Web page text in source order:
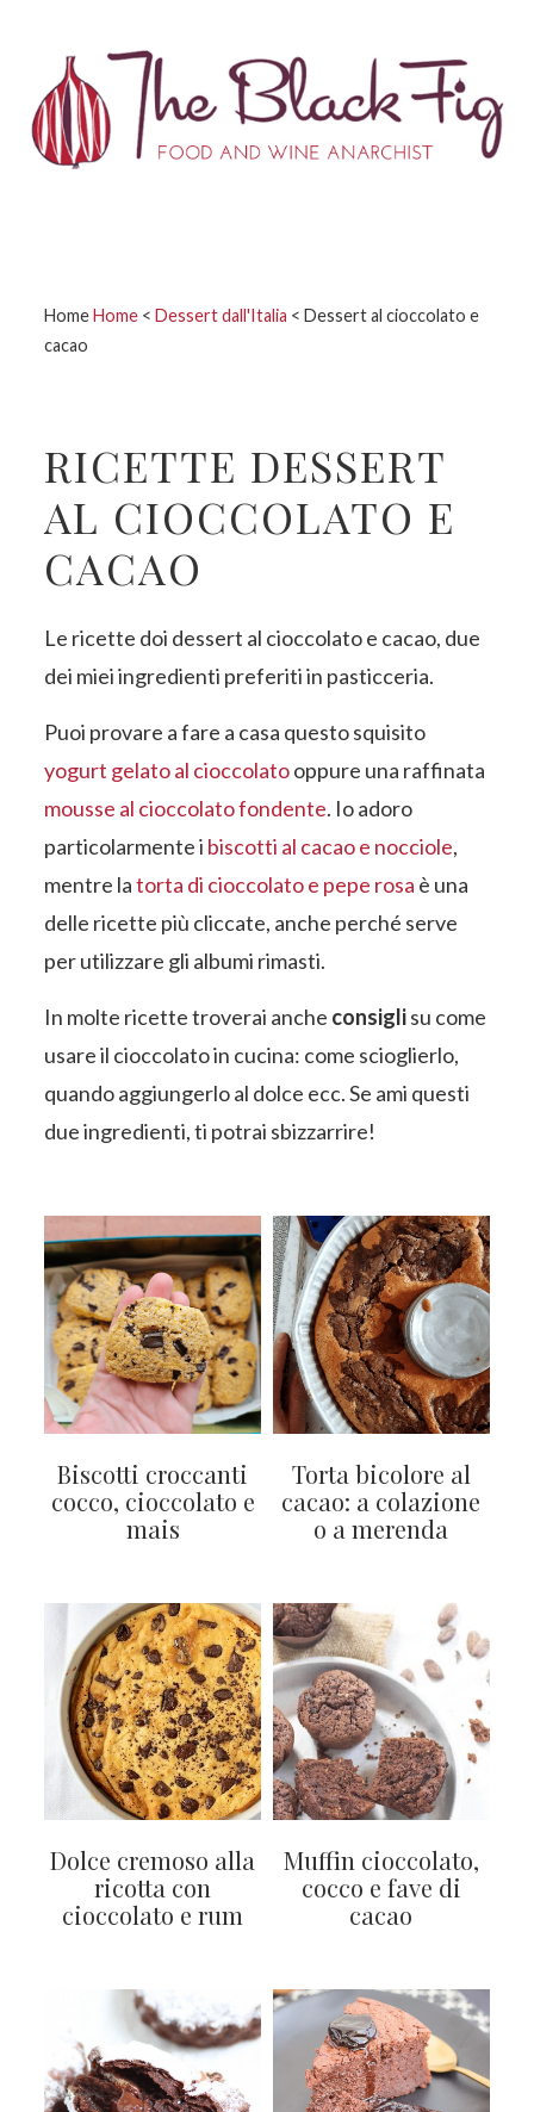
navigazione
primaria
contenuto
principale
barra
laterale
primaria
pagina
HomeHome < Dessert dall'Italia < Dessert al cioccolato e
cacao
RICETTE DESSERT
AL CIOCCOLATO E
CACAO
Le ricette doi dessert al cioccolato e cacao, due
dei miei ingredienti preferiti in pasticceria.
Puoi provare a fare a casa questo squisito
yogurt gelato al cioccolatooppure una raffinata
mousse al cioccolato fondente. Io adoro
particolarmente i biscotti al cacao e nocciole,
mentre latorta di cioccolato e pepe rosa è una
delle ricette più cliccate, anche perché serve
per utilizzare gli albumi rimasti.
In molte ricette troverai anche consiglisu come
usare il cioccolato in cucina: come scioglierlo,
quando aggiungerlo al dolce ecc. Se ami questi
due ingredienti, ti potrai sbizzarrire!
Biscotti croccanti
cocco, cioccolato e
mais
Torta bicolore al
cacao: a colazione
o a merenda
Dolce cremoso alla
ricotta con
cioccolato e rum
Muffin cioccolato,
cocco e fave di
cacao